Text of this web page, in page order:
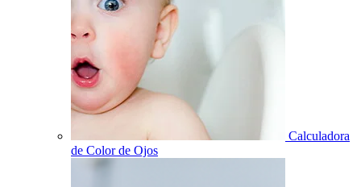
Calculadora
de Color de Ojos